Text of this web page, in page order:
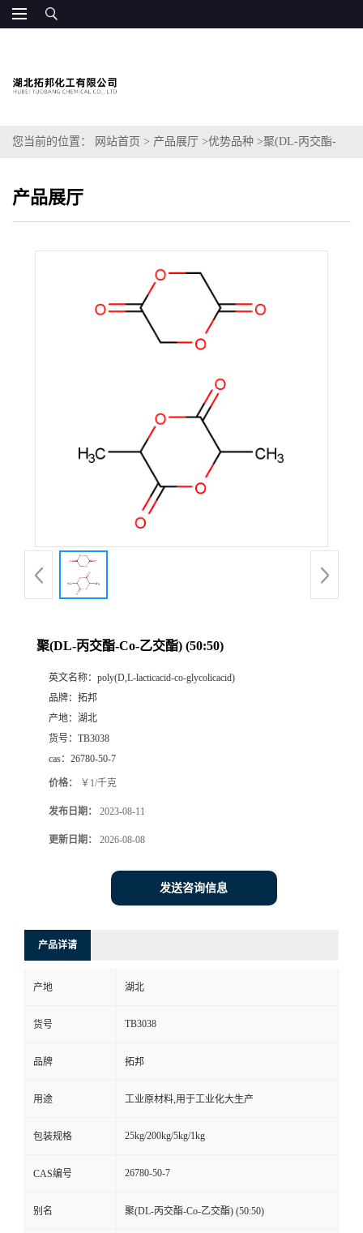
您当前的位置： 网站首页 > 产品展厅 >优势品种 >聚(DL-丙交酯-
产品展厅
聚(DL-丙交酯-Co-乙交酯) (50:50)
英文名称： poly(D,L-lacticacid-co-glycolicacid)
品牌： 拓邦
产地： 湖北
货号： TB3038
cas： 26780-50-7
价格： ￥1/千克
发布日期： 2023-08-11
更新日期： 2026-08-08
发送咨询信息
产品详请
产地 湖北
货号 TB3038
品牌 拓邦
用途 工业原材料,用于工业化大生产
包装规格 25kg/200kg/5kg/1kg
CAS编号 26780-50-7
别名 聚(DL-丙交酯-Co-乙交酯) (50:50)